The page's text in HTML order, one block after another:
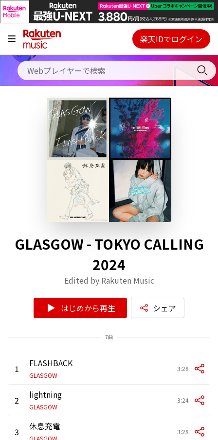
キャンペーン
料金プラン
使い方
初回30日間無料お試し
Webプレイヤー
ご契約内容の確認・変更
楽天IDでログイン
GLASGOW - TOKYO CALLING
2024
Edited by Rakuten Music
はじめから再生 シェア
7曲
1 FLASHBACK
GLASGOW
3:28
2 lightning
GLASGOW
3:24
3 休息充電
GLASGOW
3:28